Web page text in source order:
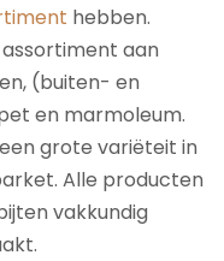
hebben.
aan
(buiten- en
en marmoleum.
grote variëteit in
Alle producten
vakkundig